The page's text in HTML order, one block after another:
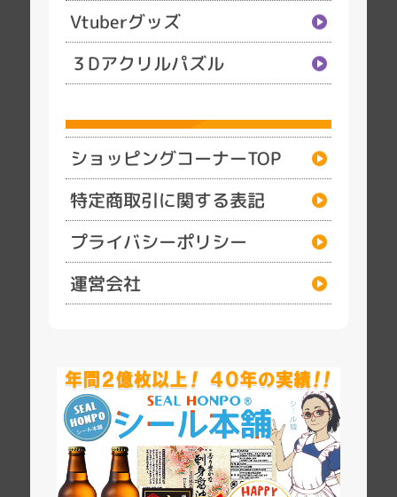
Vtuberグッズ
３Dアクリルパズル
ショッピングコーナーTOP
特定商取引に関する表記
プライバシーポリシー
運営会社